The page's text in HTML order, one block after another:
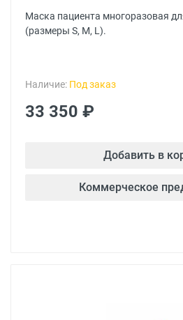
Маска пациента многоразовая
(размеры S, M, L).
Наличие: Под заказ
33 350 ₽
Добавить в
Коммерческое